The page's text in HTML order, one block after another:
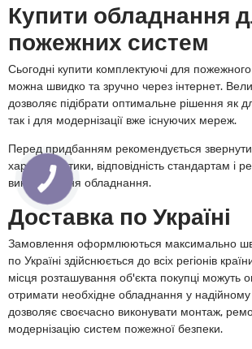
Купити обладнання
пожежних систем
Сьогодні купити комплектуючі для
можна швидко та зручно через інтернет.
дозволяє підібрати оптимальне рішення як
так і для модернізації вже існуючих мереж.
Перед придбанням рекомендується звернути
характеристики, відповідність стандартам і
використання обладнання.
Доставка по Україні
Замовлення оформлюються максимально
по Україні здійснюється до всіх регіонів
місця розташування об'єкта покупці можуть
отримати необхідне обладнання у
дозволяє своєчасно виконувати монтаж,
модернізацію систем пожежної безпеки.